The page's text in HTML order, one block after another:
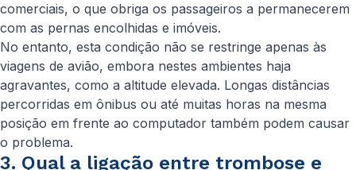
comerciais, o que obriga os passageiros a permanecerem
com as pernas encolhidas e imóveis.
No entanto, esta condição não se restringe apenas às
viagens de avião, embora nestes ambientes haja
agravantes, como a altitude elevada. Longas distâncias
percorridas em ônibus ou até muitas horas na mesma
posição em frente ao computador também podem causar
o problema.
3. Qual a ligação entre trombose e